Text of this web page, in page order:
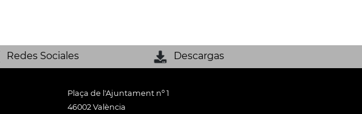
Redes Sociales Descargas
Plaça de l'Ajuntament nº 1
46002 València